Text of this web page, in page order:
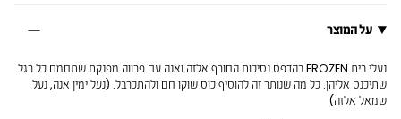
על המוצר
נעלי בית FROZEN בהדפס נסיכות החורף אלזה ואנה עם פרווה מפנקת שתחמם כל רגל
שתיכנס אליהן. כל מה שנותר זה להוסיף כוס שוקו חם ולהתכרבל. (נעל ימין אנה, נעל
שמאל אלזה)